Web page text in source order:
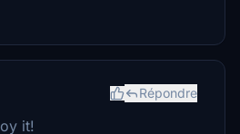
Répondre
it!